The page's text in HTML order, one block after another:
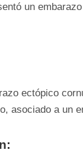
un
ectópico
asociado a un